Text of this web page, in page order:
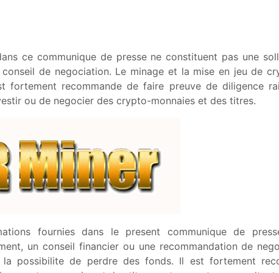
ce communique de presse ne constituent pas une
de negociation. Le minage et la mise en jeu de
recommande de faire preuve de diligence
ou de negocier des crypto-monnaies et des titres.
fournies dans le present communique de
un conseil financier ou une recommandation de
possibilite de perdre des fonds. Il est fortement